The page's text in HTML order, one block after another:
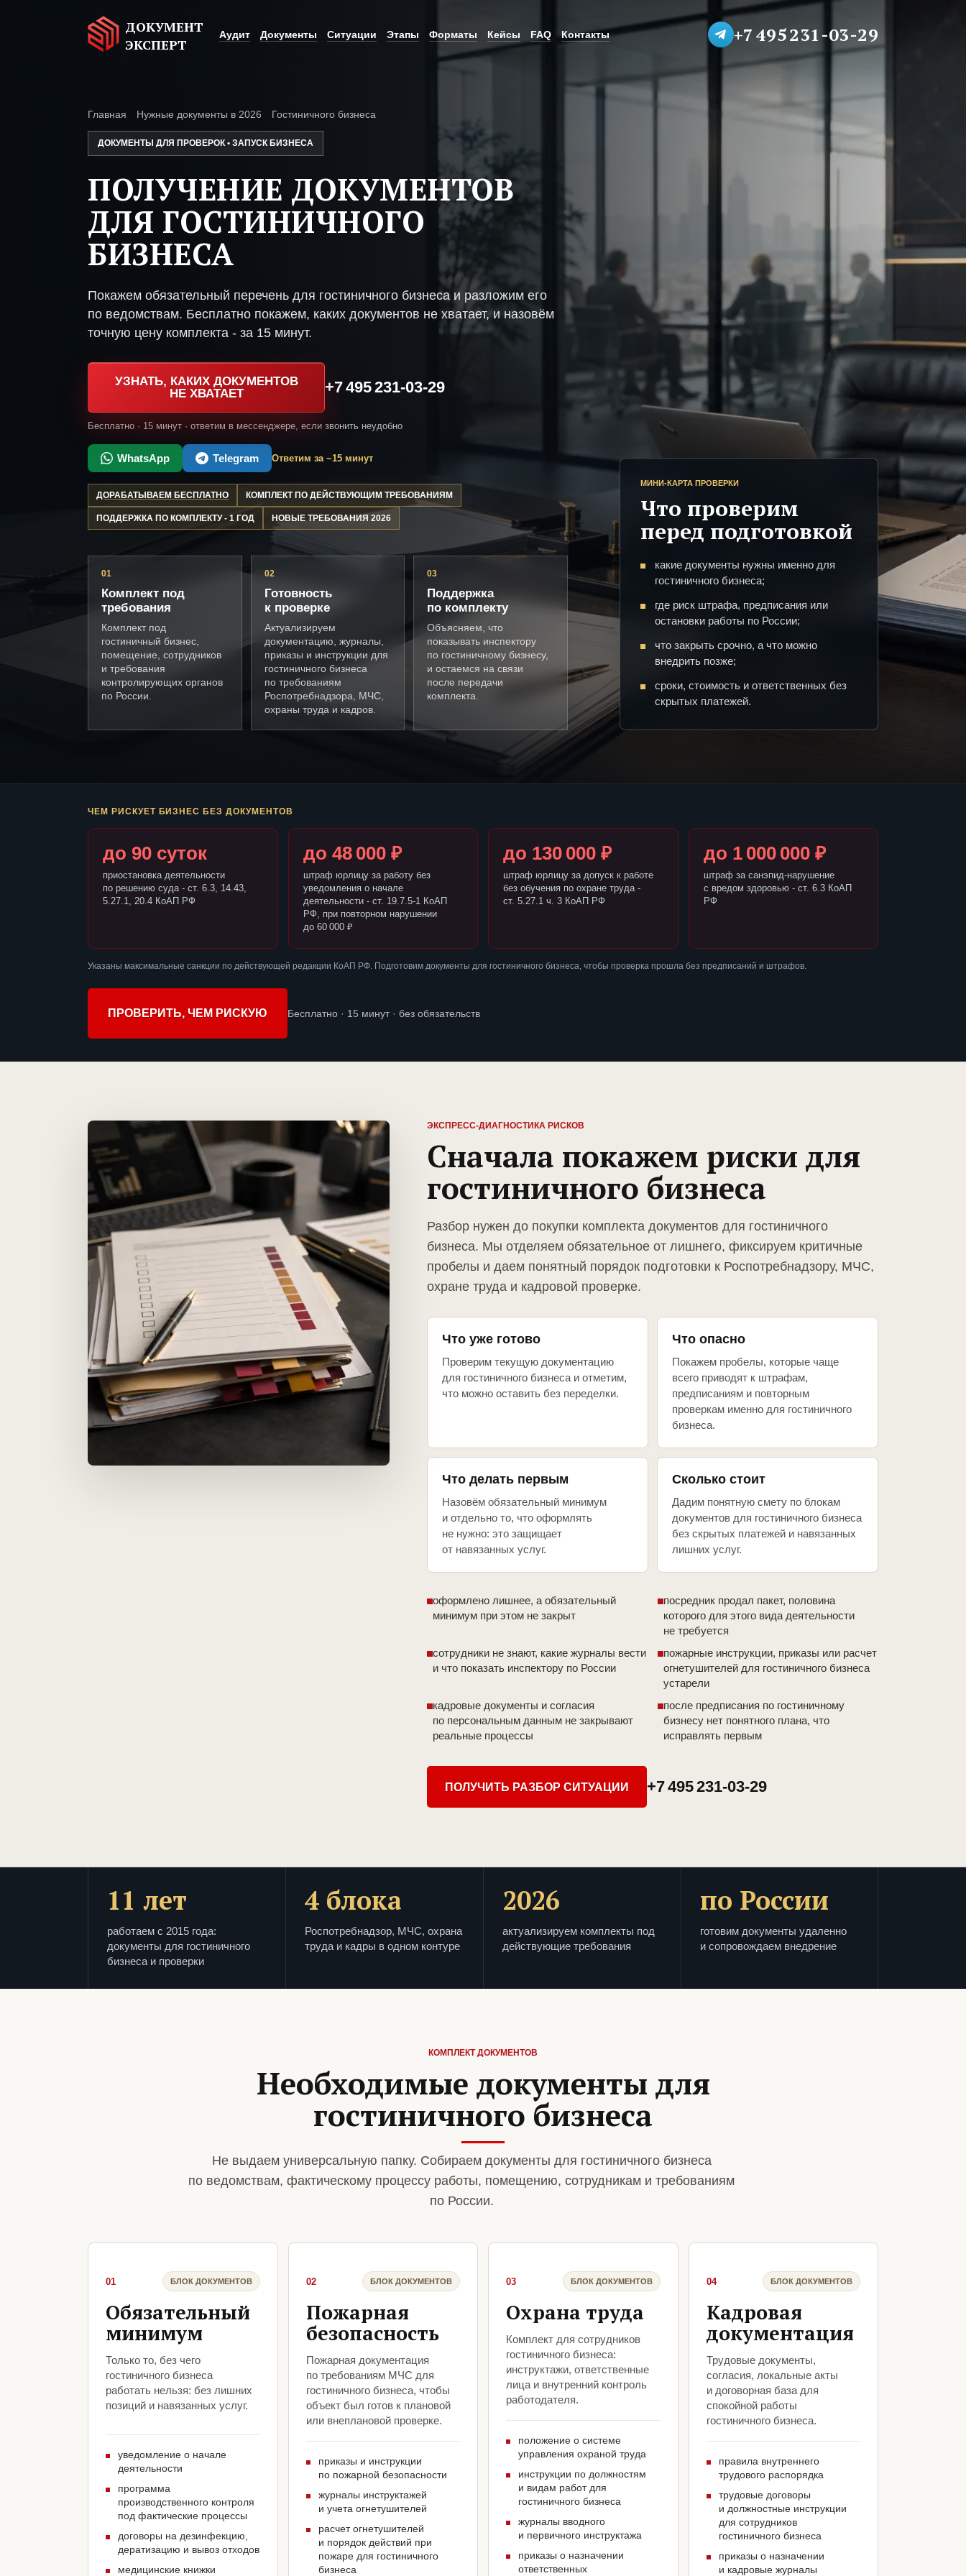
ДОКУМЕНТ
ЭКСПЕРТ
Аудит Документы Ситуации Этапы Форматы Кейсы FAQ Контакты +7 495 231-03-29
Главная Нужные документы в 2026 Гостиничного бизнеса
ДОКУМЕНТЫ ДЛЯ ПРОВЕРОК • ЗАПУСК БИЗНЕСА
ПОЛУЧЕНИЕ ДОКУМЕНТОВ
ДЛЯ ГОСТИНИЧНОГО
БИЗНЕСА
Покажем обязательный перечень для гостиничного бизнеса и разложим его
по ведомствам. Бесплатно покажем, каких документов не хватает, и назовём
точную цену комплекта - за 15 минут.
УЗНАТЬ, КАКИХ ДОКУМЕНТОВ
НЕ ХВАТАЕТ
+7 495 231-03-29
Бесплатно · 15 минут · ответим в мессенджере, если звонить неудобно
WhatsApp Telegram Ответим за ~15 минут
ДОРАБАТЫВАЕМ БЕСПЛАТНО КОМПЛЕКТ ПО ДЕЙСТВУЮЩИМ ТРЕБОВАНИЯМ
ПОДДЕРЖКА ПО КОМПЛЕКТУ - 1 ГОД НОВЫЕ ТРЕБОВАНИЯ 2026
01
Комплект под
требования
Комплект под
гостиничный бизнес,
помещение, сотрудников
и требования
контролирующих органов
по России.
02
Готовность
к проверке
Актуализируем
документацию, журналы,
приказы и инструкции для
гостиничного бизнеса
по требованиям
Роспотребнадзора, МЧС,
охраны труда и кадров.
03
Поддержка
по комплекту
Объясняем, что
показывать инспектору
по гостиничному бизнесу,
и остаемся на связи
после передачи
комплекта.
МИНИ-КАРТА ПРОВЕРКИ
Что проверим
перед подготовкой
какие документы нужны именно для
гостиничного бизнеса;
где риск штрафа, предписания или
остановки работы по России;
что закрыть срочно, а что можно
внедрить позже;
сроки, стоимость и ответственных без
скрытых платежей.
ЧЕМ РИСКУЕТ БИЗНЕС БЕЗ ДОКУМЕНТОВ
до 90 суток
приостановка деятельности
по решению суда - ст. 6.3, 14.43,
5.27.1, 20.4 КоАП РФ
до 48 000 ₽
штраф юрлицу за работу без
уведомления о начале
деятельности - ст. 19.7.5-1 КоАП
РФ, при повторном нарушении
до 60 000 ₽
до 130 000 ₽
штраф юрлицу за допуск к работе
без обучения по охране труда -
ст. 5.27.1 ч. 3 КоАП РФ
до 1 000 000 ₽
штраф за санэпид-нарушение
с вредом здоровью - ст. 6.3 КоАП
РФ
Указаны максимальные санкции по действующей редакции КоАП РФ. Подготовим документы для гостиничного бизнеса, чтобы проверка прошла без предписаний и штрафов.
ПРОВЕРИТЬ, ЧЕМ РИСКУЮ Бесплатно · 15 минут · без обязательств
ЭКСПРЕСС-ДИАГНОСТИКА РИСКОВ
Сначала покажем риски для
гостиничного бизнеса
Разбор нужен до покупки комплекта документов для гостиничного
бизнеса. Мы отделяем обязательное от лишнего, фиксируем критичные
пробелы и даем понятный порядок подготовки к Роспотребнадзору, МЧС,
охране труда и кадровой проверке.
Что уже готово
Проверим текущую документацию
для гостиничного бизнеса и отметим,
что можно оставить без переделки.
Что опасно
Покажем пробелы, которые чаще
всего приводят к штрафам,
предписаниям и повторным
проверкам именно для гостиничного
бизнеса.
Что делать первым
Назовём обязательный минимум
и отдельно то, что оформлять
не нужно: это защищает
от навязанных услуг.
Сколько стоит
Дадим понятную смету по блокам
документов для гостиничного бизнеса
без скрытых платежей и навязанных
лишних услуг.
оформлено лишнее, а обязательный
минимум при этом не закрыт
посредник продал пакет, половина
которого для этого вида деятельности
не требуется
сотрудники не знают, какие журналы вести
и что показать инспектору по России
пожарные инструкции, приказы или расчет
огнетушителей для гостиничного бизнеса
устарели
кадровые документы и согласия
по персональным данным не закрывают
реальные процессы
после предписания по гостиничному
бизнесу нет понятного плана, что
исправлять первым
ПОЛУЧИТЬ РАЗБОР СИТУАЦИИ +7 495 231-03-29
11 лет
работаем с 2015 года:
документы для гостиничного
бизнеса и проверки
4 блока
Роспотребнадзор, МЧС, охрана
труда и кадры в одном контуре
2026
актуализируем комплекты под
действующие требования
по России
готовим документы удаленно
и сопровождаем внедрение
КОМПЛЕКТ ДОКУМЕНТОВ
Необходимые документы для
гостиничного бизнеса
Не выдаем универсальную папку. Собираем документы для гостиничного бизнеса
по ведомствам, фактическому процессу работы, помещению, сотрудникам и требованиям
по России.
01 БЛОК ДОКУМЕНТОВ
Обязательный
минимум
Только то, без чего
гостиничного бизнеса
работать нельзя: без лишних
позиций и навязанных услуг.
уведомление о начале
деятельности
программа
производственного контроля
под фактические процессы
договоры на дезинфекцию,
дератизацию и вывоз отходов
медицинские книжки
02 БЛОК ДОКУМЕНТОВ
Пожарная
безопасность
Пожарная документация
по требованиям МЧС для
гостиничного бизнеса, чтобы
объект был готов к плановой
или внеплановой проверке.
приказы и инструкции
по пожарной безопасности
журналы инструктажей
и учета огнетушителей
расчет огнетушителей
и порядок действий при
пожаре для гостиничного
бизнеса
03 БЛОК ДОКУМЕНТОВ
Охрана труда
Комплект для сотрудников
гостиничного бизнеса:
инструктажи, ответственные
лица и внутренний контроль
работодателя.
положение о системе
управления охраной труда
инструкции по должностям
и видам работ для
гостиничного бизнеса
журналы вводного
и первичного инструктажа
приказы о назначении
ответственных
04 БЛОК ДОКУМЕНТОВ
Кадровая
документация
Трудовые документы,
согласия, локальные акты
и договорная база для
спокойной работы
гостиничного бизнеса.
правила внутреннего
трудового распорядка
трудовые договоры
и должностные инструкции
для сотрудников
гостиничного бизнеса
приказы о назначении
и кадровые журналы